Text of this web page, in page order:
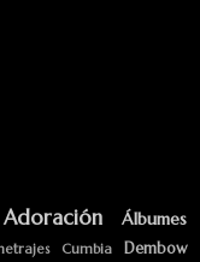
Adoración Álbumes
Cumbia
Dembow